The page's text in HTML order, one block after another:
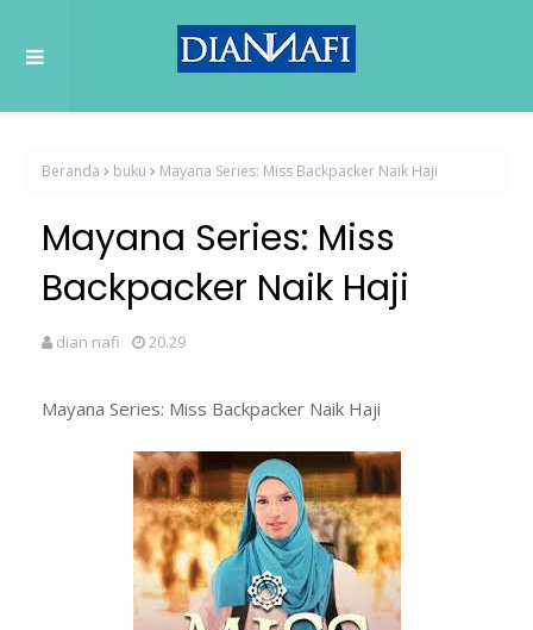
Beranda buku Mayana Series: Miss Backpacker Naik Haji
Mayana Series: Miss
Backpacker Naik Haji
dian nafi 20.29
Mayana Series: Miss Backpacker Naik Haji